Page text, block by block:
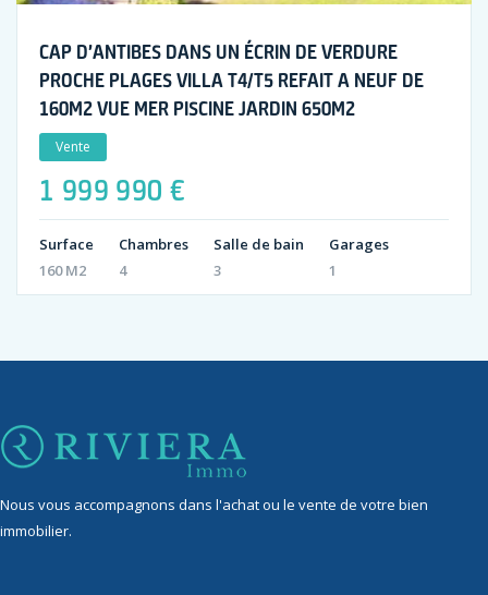
CAP D’ANTIBES DANS UN ÉCRIN DE VERDURE
PROCHE PLAGES VILLA T4/T5 REFAIT A NEUF DE
160M2 VUE MER PISCINE JARDIN 650M2
Vente
1 999 990 €
Surface
160 M2
Chambres
4
Salle de bain
3
Garages
1
Nous vous accompagnons dans l'achat ou le vente de votre bien
immobilier.